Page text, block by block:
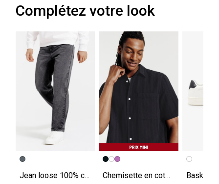
Complétez votre look
Jean loose 100% coton
Chemisette en coton rayée ton sur ton